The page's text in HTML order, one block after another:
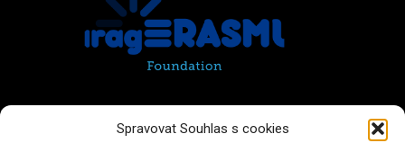
Spravovat Souhlas s cookies